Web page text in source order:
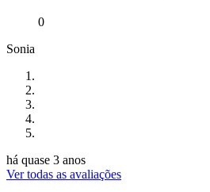
0
Sonia
há quase 3 anos
Ver todas as avaliações